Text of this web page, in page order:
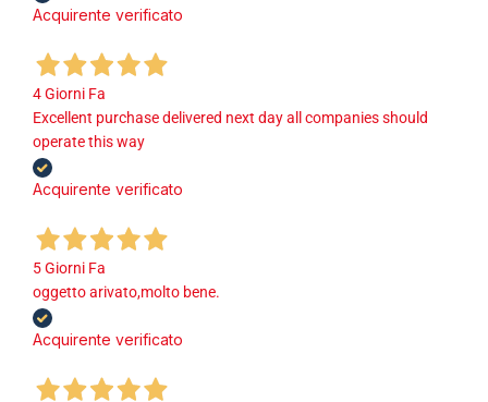
Acquirente verificato
4 Giorni Fa
Excellent purchase delivered next day all companies should
operate this way
Acquirente verificato
5 Giorni Fa
oggetto arivato,molto bene.
Acquirente verificato